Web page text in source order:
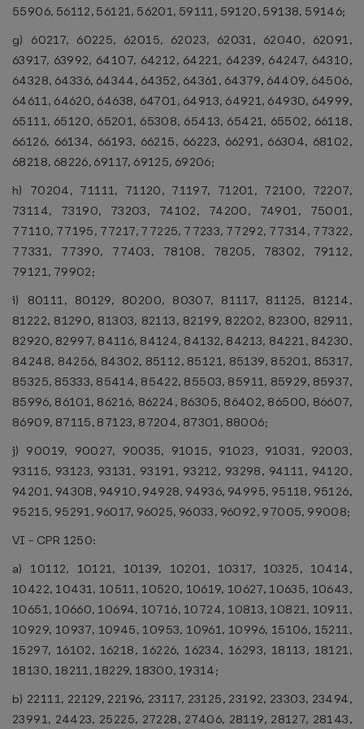
55906, 56112, 56121, 56201, 59111, 59120, 59138, 59146;
g) 60217, 60225, 62015, 62023, 62031, 62040, 62091,
63917, 63992, 64107, 64212, 64221, 64239, 64247, 64310,
64328, 64336, 64344, 64352, 64361, 64379, 64409, 64506,
64611, 64620, 64638, 64701, 64913, 64921, 64930, 64999,
65111, 65120, 65201, 65308, 65413, 65421, 65502, 66118,
66126, 66134, 66193, 66215, 66223, 66291, 66304, 68102,
68218, 68226, 69117, 69125, 69206;
h) 70204, 71111, 71120, 71197, 71201, 72100, 72207,
73114, 73190, 73203, 74102, 74200, 74901, 75001,
77110, 77195, 77217, 77225, 77233, 77292, 77314, 77322,
77331, 77390, 77403, 78108, 78205, 78302, 79112,
79121, 79902;
i) 80111, 80129, 80200, 80307, 81117, 81125, 81214,
81222, 81290, 81303, 82113, 82199, 82202, 82300, 82911,
82920, 82997, 84116, 84124, 84132, 84213, 84221, 84230,
84248, 84256, 84302, 85112, 85121, 85139, 85201, 85317,
85325, 85333, 85414, 85422, 85503, 85911, 85929, 85937,
85996, 86101, 86216, 86224, 86305, 86402, 86500, 86607,
86909, 87115, 87123, 87204, 87301, 88006;
j) 90019, 90027, 90035, 91015, 91023, 91031, 92003,
93115, 93123, 93131, 93191, 93212, 93298, 94111, 94120,
94201, 94308, 94910, 94928, 94936, 94995, 95118, 95126,
95215, 95291, 96017, 96025, 96033, 96092, 97005, 99008;
VI - CPR 1250:
a) 10112, 10121, 10139, 10201, 10317, 10325, 10414,
10422, 10431, 10511, 10520, 10619, 10627, 10635, 10643,
10651, 10660, 10694, 10716, 10724, 10813, 10821, 10911,
10929, 10937, 10945, 10953, 10961, 10996, 15106, 15211,
15297, 16102, 16218, 16226, 16234, 16293, 18113, 18121,
18130, 18211, 18229, 18300, 19314;
b) 22111, 22129, 22196, 23117, 23125, 23192, 23303, 23494,
23991, 24423, 25225, 27228, 27406, 28119, 28127, 28143,